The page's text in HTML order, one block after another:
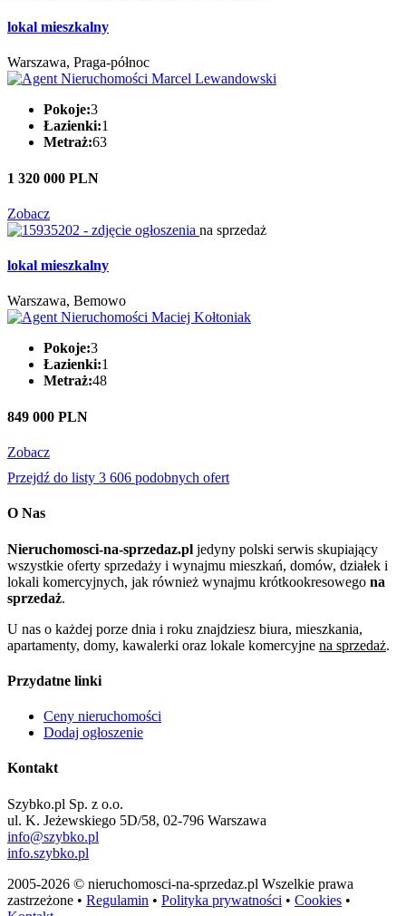
lokal mieszkalny
Warszawa, Praga-północ
Pokoje:3
Łazienki:1
Metraż:63
1 320 000 PLN
Zobacz
na sprzedaż
lokal mieszkalny
Warszawa, Bemowo
Pokoje:3
Łazienki:1
Metraż:48
849 000 PLN
Zobacz
Przejdź do listy 3 606 podobnych ofert
O Nas
Nieruchomosci-na-sprzedaz.pl jedyny polski serwis skupiający
wszystkie oferty sprzedaży i wynajmu mieszkań, domów, działek i
lokali komercyjnych, jak również wynajmu krótkookresowego na
sprzedaż.
U nas o każdej porze dnia i roku znajdziesz biura, mieszkania,
apartamenty, domy, kawalerki oraz lokale komercyjne na sprzedaż.
Przydatne linki
Ceny nieruchomości
Dodaj ogłoszenie
Kontakt
Szybko.pl Sp. z o.o.
ul. K. Jeżewskiego 5D/58, 02-796 Warszawa
info@szybko.pl
info.szybko.pl
2005-2026 © nieruchomosci-na-sprzedaz.pl Wszelkie prawa
zastrzeżone • Regulamin • Polityka prywatności • Cookies •